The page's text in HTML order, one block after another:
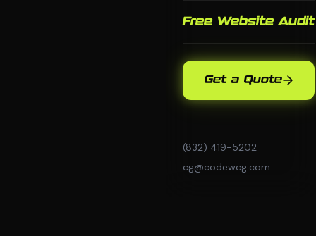
Free Website Audit
Get a Quote
(832) 419-5202
cg@codewcg.com